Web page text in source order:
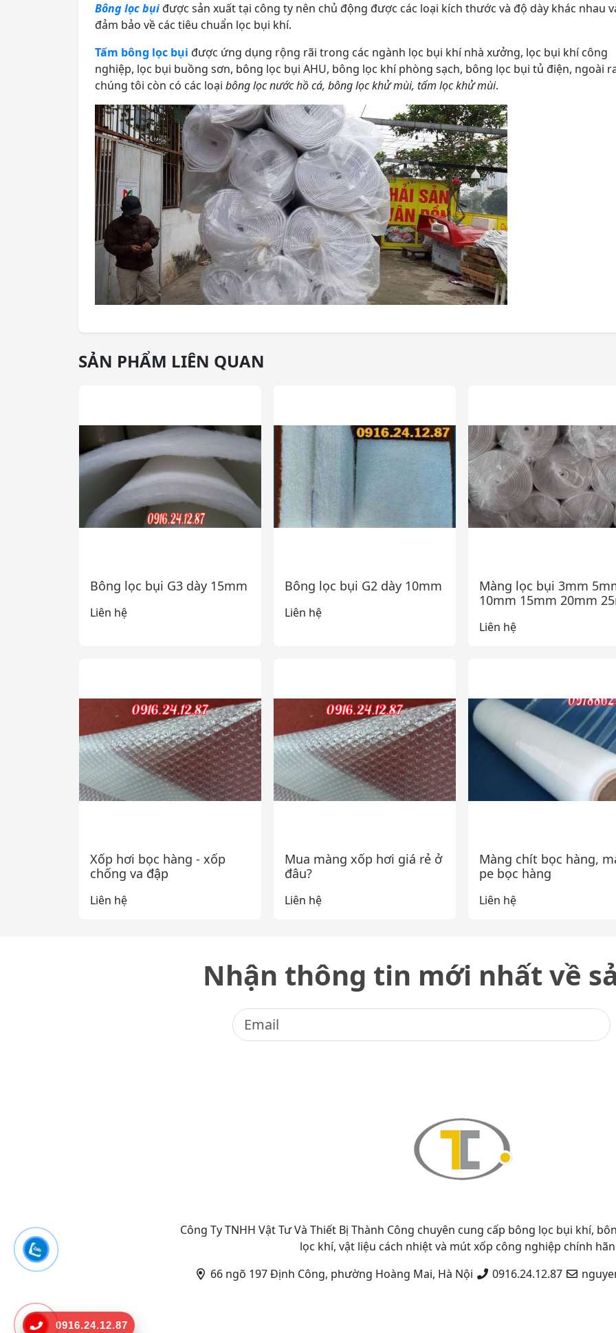
Bông lọc bụiđược sản xuất tại công ty nên chủ động được các loại kích thước và độ dày khác nhau
đảm bảo về các tiêu chuẩn lọc bụi khí.
Tấm bông lọc bụi được ứng dụng rộng rãi trong các ngành lọc bụi khí nhà xưởng, lọc bụi khí công
nghiệp, lọc bụi buồng sơn, bông lọc bụi AHU, bông lọc khí phòng sạch, bông lọc bụi tủ điện, ngoài
chúng tôi còn có các loại bông lọc nước hồ cá, bông lọc khử mùi, tấm lọc khử mùi.
SẢN PHẨM LIÊN QUAN
Bông lọc bụi G3 dày 15mm
Liên hệ
Bông lọc bụi G2 dày 10mm
Liên hệ
Màng lọc bụi 3mm
10mm 15mm 20mm
Liên hệ
Xốp hơi bọc hàng - xốp
chống va đập
Liên hệ
Mua màng xốp hơi giá rẻ ở
đâu?
Liên hệ
Màng chít bọc hàng,
pe bọc hàng
Liên hệ
Nhận thông tin mới nhất về
Công Ty TNHH Vật Tư Và Thiết Bị Thành Công chuyên cung cấp bông lọc bụi khí,
lọc khí, vật liệu cách nhiệt và mút xốp công nghiệp chính
66 ngõ 197 Định Công, phường Hoàng Mai, Hà Nội
0916.24.12.87
0916.24.12.87